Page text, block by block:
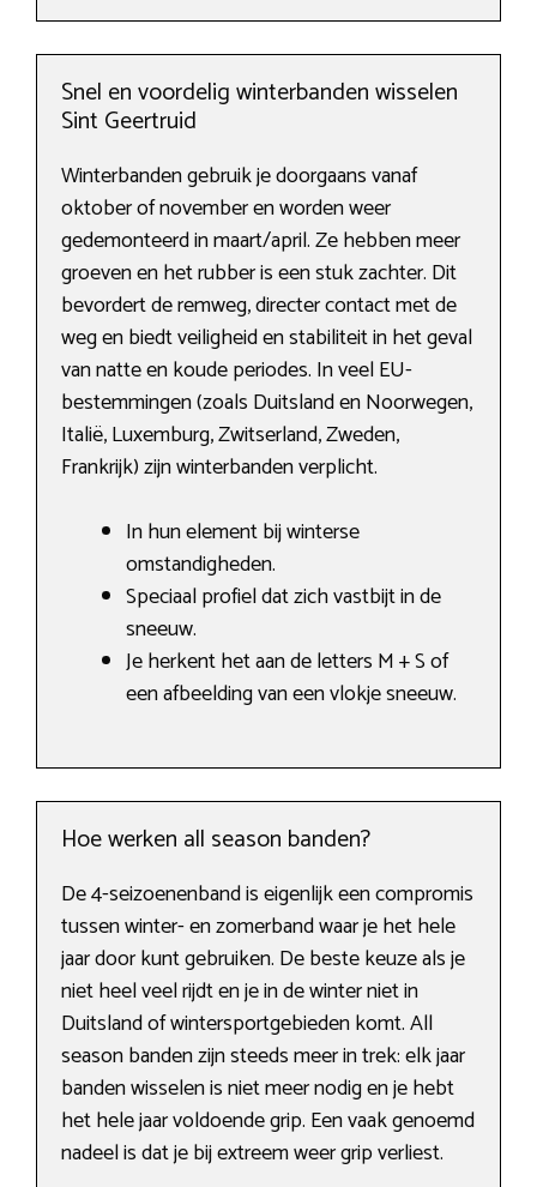
Snel en voordelig winterbanden wisselen
Sint Geertruid
Winterbanden gebruik je doorgaans vanaf
oktober of november en worden weer
gedemonteerd in maart/april. Ze hebben meer
groeven en het rubber is een stuk zachter. Dit
bevordert de remweg, directer contact met de
weg en biedt veiligheid en stabiliteit in het geval
van natte en koude periodes. In veel EU-
bestemmingen (zoals Duitsland en Noorwegen,
Italië, Luxemburg, Zwitserland, Zweden,
Frankrijk) zijn winterbanden verplicht.
In hun element bij winterse
omstandigheden.
Speciaal profiel dat zich vastbijt in de
sneeuw.
Je herkent het aan de letters M + S of
een afbeelding van een vlokje sneeuw.
Hoe werken all season banden?
De 4-seizoenenband is eigenlijk een compromis
tussen winter- en zomerband waar je het hele
jaar door kunt gebruiken. De beste keuze als je
niet heel veel rijdt en je in de winter niet in
Duitsland of wintersportgebieden komt. All
season banden zijn steeds meer in trek: elk jaar
banden wisselen is niet meer nodig en je hebt
het hele jaar voldoende grip. Een vaak genoemd
nadeel is dat je bij extreem weer grip verliest.